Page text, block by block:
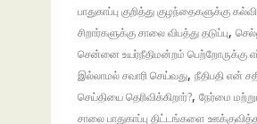
பாதுகாப்பு குறித்து குழந்தைகளுக்கு
சிறார்களுக்கு சாலை விபத்து தடுப்பு,
சென்னை உயர்நீதிமன்றம் பெற்றோருக்கு
இல்லாமல் சவாரி செய்வது, நீதிபதி என்
செய்தியை தெரிவிக்கிறார்?, நேர்மை
சாலை பாதுகாப்பு திட்டங்களை